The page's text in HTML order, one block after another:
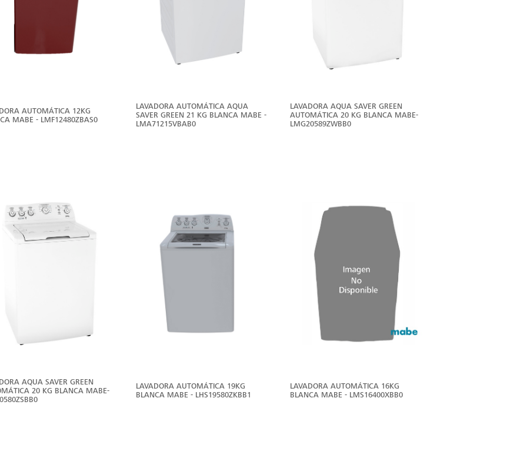
AUTOMÁTICA 12KG
MABE - LMF12480ZBAS0
LAVADORA AUTOMÁTICA AQUA
SAVER GREEN 21 KG BLANCA MABE -
LMA71215VBAB0
LAVADORA AQUA SAVER GREEN
AUTOMÁTICA 20 KG BLANCA MABE-
LMG20589ZWBB0
AQUA SAVER GREEN
20 KG BLANCA MABE-
LAVADORA AUTOMÁTICA 19KG
BLANCA MABE - LHS19580ZKBB1
LAVADORA AUTOMÁTICA 16KG
BLANCA MABE - LMS16400XBB0